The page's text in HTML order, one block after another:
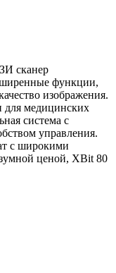
сканер
функции,
изображения.
для медицинских
система с
управления.
с широкими
ценой, XBit 80